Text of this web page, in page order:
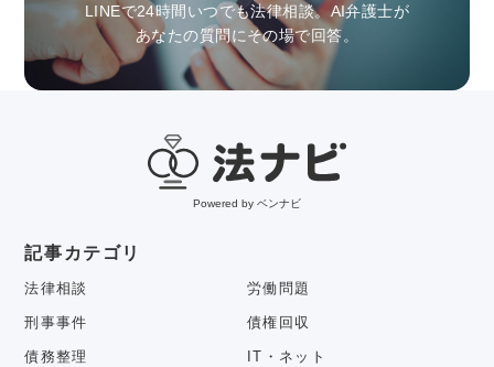
LINEで24時間いつでも法律相談。AI弁護士が
あなたの質問にその場で回答。
Powered by ベンナビ
記事カテゴリ
法律相談 労働問題
刑事事件 債権回収
債務整理 IT・ネット